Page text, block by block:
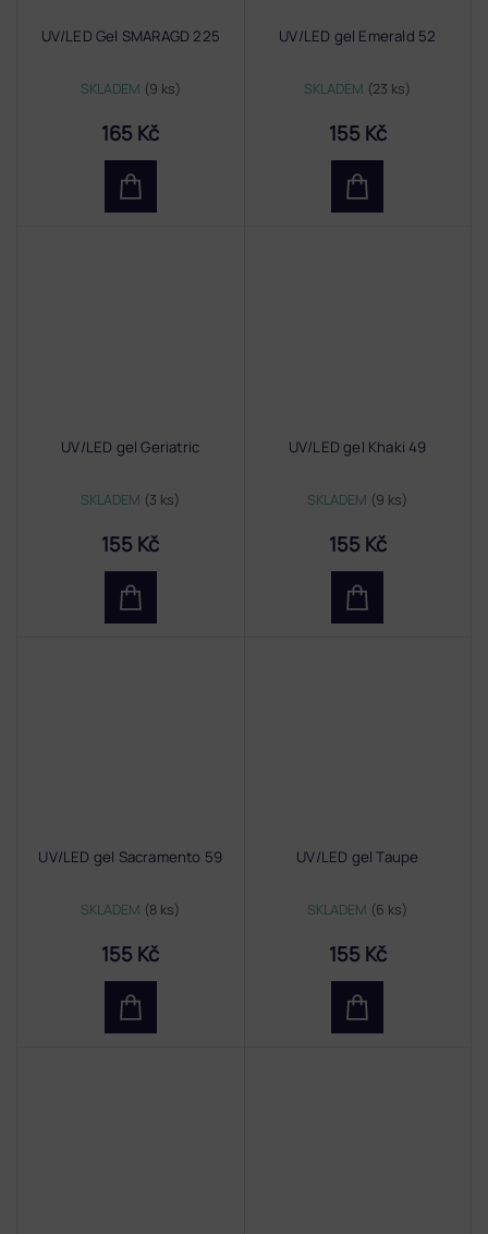
UV/LED Gel SMARAGD 225
SKLADEM (9 ks)
165 Kč
UV/LED gel Emerald 52
SKLADEM (23 ks)
155 Kč
UV/LED gel Geriatric
SKLADEM (3 ks)
155 Kč
UV/LED gel Khaki 49
SKLADEM (9 ks)
155 Kč
UV/LED gel Sacramento 59
SKLADEM (8 ks)
155 Kč
UV/LED gel Taupe
SKLADEM (6 ks)
155 Kč